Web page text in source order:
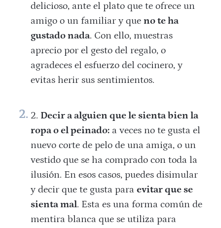
delicioso, ante el plato que te ofrece un
amigo o un familiar y que no te ha
gustado nada. Con ello, muestras
aprecio por el gesto del regalo, o
agradeces el esfuerzo del cocinero, y
evitas herir sus sentimientos.
Decir a alguien que le sienta bien la
ropa o el peinado:a veces no te gusta el
nuevo corte de pelo de una amiga, o un
vestido que se ha comprado con toda la
ilusión. En esos casos, puedes disimular
y decir que te gusta para evitar que se
sienta mal. Esta es una forma común de
mentira blanca que se utiliza para